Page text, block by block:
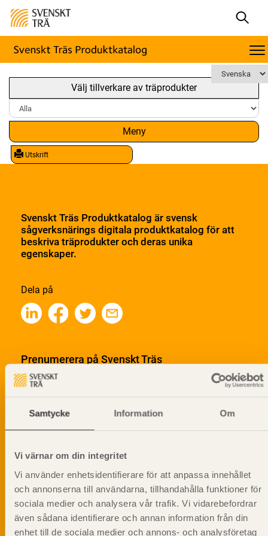
Samtycke Information Om
Vi värnar om din integritet
Vi använder enhetsidentifierare för att anpassa innehållet
och annonserna till användarna, tillhandahålla funktioner för
sociala medier och analysera vår trafik. Vi vidarebefordrar
även sådana identifierare och annan information från din
enhet till de sociala medier och annons- och analysföretag
Välj tillverkare av träprodukter
Meny
Utskrift
Svenskt Träs Produktkatalog är svensk
sågverksnärings digitala produktkatalog för att
beskriva träprodukter och deras unika
egenskaper.
Dela på
Prenumerera på Svenskt Träs
informationsutskick!